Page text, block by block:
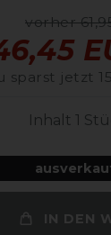
vorher
sparst jetzt
Inhalt 1
IN DEN